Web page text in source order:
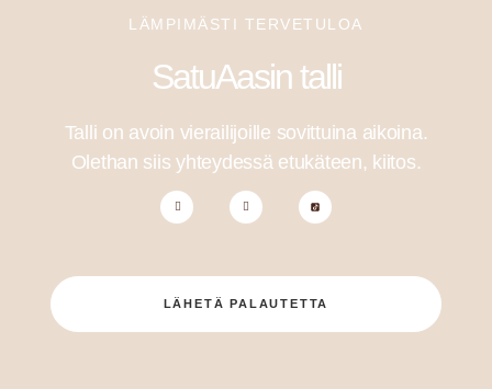
LÄMPIMÄSTI TERVETULOA
SatuAasin talli
Talli on avoin vierailijoille sovittuina aikoina.
Olethan siis yhteydessä etukäteen, kiitos.
LÄHETÄ PALAUTETTA